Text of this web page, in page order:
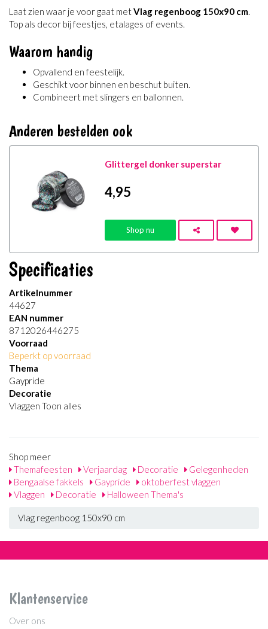
Laat zien waar je voor gaat metVlag regenboog 150x90 cm
Top als decor bij feestjes, etalages of events.
Waarom handig
Opvallend en feestelijk.
Geschikt voor binnen en beschut buiten.
Combineert met slingers en ballonnen.
Anderen bestelden ook
Glittergel donker superstar
4,95
Shop nu
Specificaties
Artikelnummer
44627
EAN nummer
8712026446275
Voorraad
Beperkt op voorraad
Thema
Gaypride
Decoratie
Vlaggen Toon alles
Shop meer
Themafeesten
Verjaardag Decoratie
Gelegenheden
Bengaalse fakkels
Gaypride
oktoberfest vlaggen
Vlaggen
Decoratie Halloween Thema's
Vlag regenboog 150x90 cm
Klantenservice
Over ons